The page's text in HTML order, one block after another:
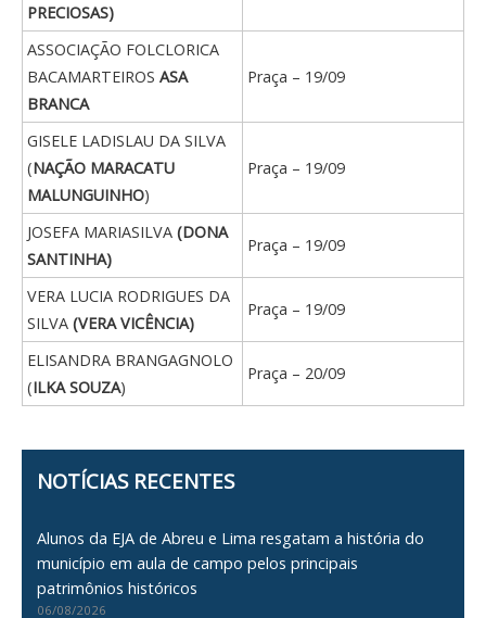
PRECIOSAS)
ASSOCIAÇÃO FOLCLORICA
BACAMARTEIROSASA
BRANCA
Praça – 19/09
GISELE LADISLAU DA SILVA
(NAÇÃO MARACATU
MALUNGUINHO)
Praça – 19/09
JOSEFA MARIASILVA(DONA
SANTINHA)
Praça – 19/09
VERA LUCIA RODRIGUES DA
SILVA(VERA VICÊNCIA)
Praça – 19/09
ELISANDRA BRANGAGNOLO
(ILKA SOUZA)
Praça – 20/09
NOTÍCIAS RECENTES
Alunos da EJA de Abreu e Lima resgatam a história do
município em aula de campo pelos principais
patrimônios históricos
06/08/2026